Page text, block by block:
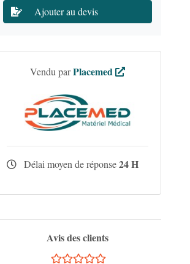
Ajouter au devis
Vendu parPlacemed
Délai moyen de réponse24 H
Avis des clients